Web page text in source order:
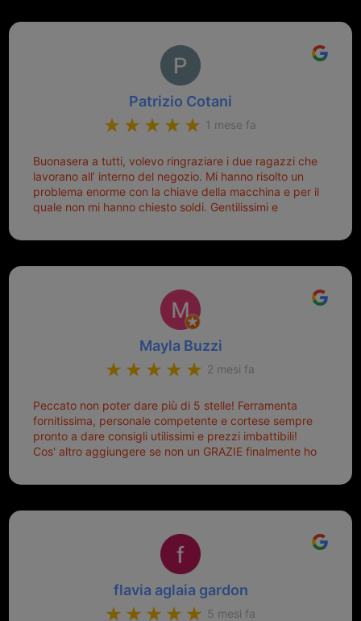
Patrizio Cotani
1 mese fa
Buonasera a tutti, volevo ringraziare i due ragazzi che
lavorano all’ interno del negozio. Mi hanno risolto un
problema enorme con la chiave della macchina e per il
quale non mi hanno chiesto soldi. Gentilissimi e
Sicuramente tornerò qui per qualsiasi altro problema.
Mayla Buzzi
2 mesi fa
Peccato non poter dare più di 5 stelle! Ferramenta
fornitissima, personale competente e cortese sempre
pronto a dare consigli utilissimi e prezzi imbattibili!
Cos' altro aggiungere se non un GRAZIE finalmente ho
mio riferimento. Ah dimenticavo...da loro sono riuscita
Top top top!!!
flavia aglaia gardon
5 mesi fa